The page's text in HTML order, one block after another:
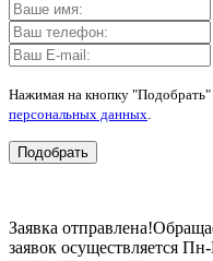
Нажимая на кнопку "Подобрать"
персональных данных
Подобрать
Заявка отправлена!
заявок осуществляется